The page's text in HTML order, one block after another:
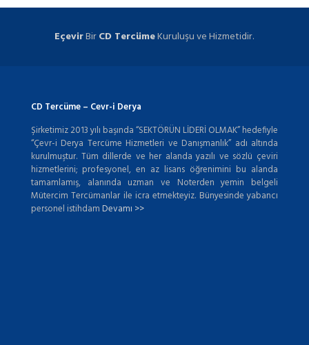
EçevirBirCD TercümeKuruluşu ve Hizmetidir.
CD Tercüme – Cevr-i Derya
Şirketimiz 2013 yılı başında “SEKTÖRÜN LİDERİ OLMAK” hedefiyle
“Çevr-i Derya Tercüme Hizmetleri ve Danışmanlık” adı altında
kurulmuştur. Tüm dillerde ve her alanda yazılı ve sözlü çeviri
hizmetlerini; profesyonel, en az lisans öğrenimini bu alanda
tamamlamış, alanında uzman ve Noterden yemin belgeli
Mütercim Tercümanlar ile icra etmekteyiz. Bünyesinde yabancı
personel istihdamDevamı >>